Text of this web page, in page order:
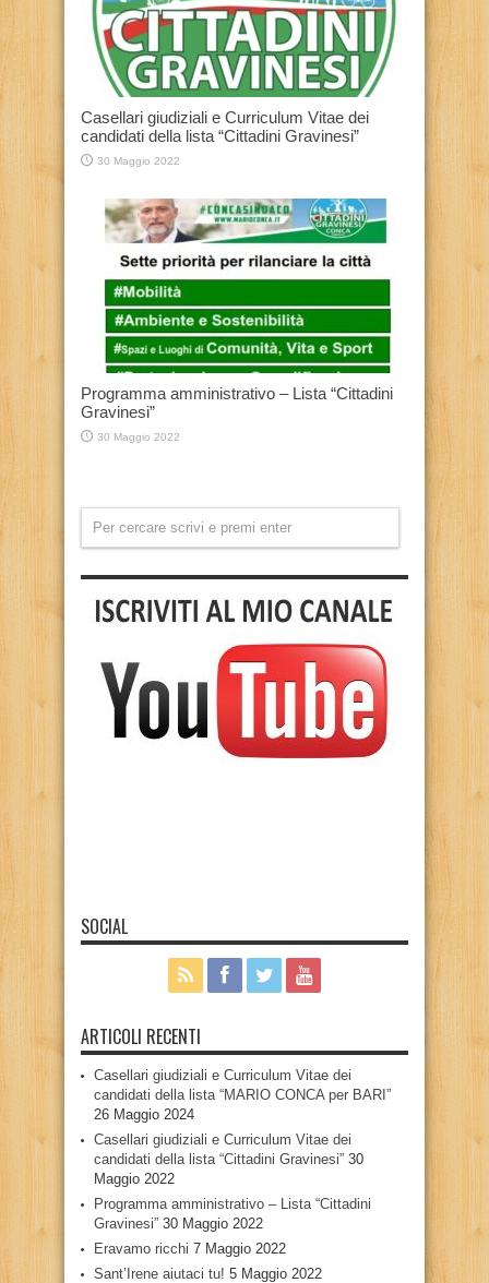
Casellari giudiziali e Curriculum Vitae dei
candidati della lista “Cittadini Gravinesi”
30 Maggio 2022
Programma amministrativo – Lista “Cittadini
Gravinesi”
30 Maggio 2022
SOCIAL
ARTICOLI RECENTI
Casellari giudiziali e Curriculum Vitae dei
candidati della lista “MARIO CONCA per BARI”
26 Maggio 2024
Casellari giudiziali e Curriculum Vitae dei
candidati della lista “Cittadini Gravinesi” 30
Maggio 2022
Programma amministrativo – Lista “Cittadini
Gravinesi” 30 Maggio 2022
Eravamo ricchi 7 Maggio 2022
Sant’Irene aiutaci tu! 5 Maggio 2022